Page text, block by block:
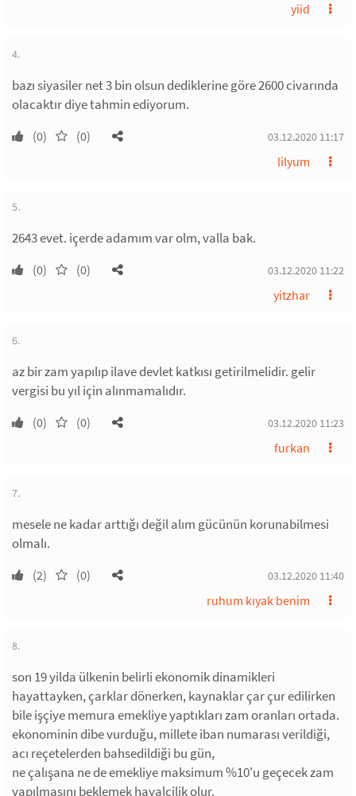
yiid
4.
bazı siyasiler net 3 bin olsun dediklerine göre 2600 civarında
olacaktır diye tahmin ediyorum.
(0) (0) 03.12.2020 11:17
lilyum
5.
2643 evet. içerde adamım var olm, valla bak.
(0) (0) 03.12.2020 11:22
yitzhar
6.
az bir zam yapılıp ilave devlet katkısı getirilmelidir. gelir
vergisi bu yıl için alınmamalıdır.
(0) (0) 03.12.2020 11:23
furkan
7.
mesele ne kadar arttığı değil alım gücünün korunabilmesi
olmalı.
(2) (0) 03.12.2020 11:40
ruhum kıyak benim
8.
son 19 yilda ülkenin belirli ekonomik dinamikleri
hayattayken, çarklar dönerken, kaynaklar çar çur edilirken
bile işçiye memura emekliye yaptıkları zam oranları ortada.
ekonominin dibe vurduğu, millete iban numarası verildiği,
acı reçetelerden bahsedildiği bu gün,
ne çalışana ne de emekliye maksimum %10'u geçecek zam
yapılmasını beklemek hayalcilik olur.